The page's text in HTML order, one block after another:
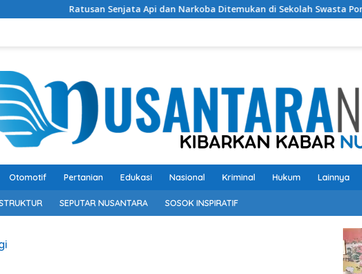
Ratusan Senjata Api dan Narkoba Ditemukan di Sekolah Swasta Pondok Pinang
Otomotif Pertanian Edukasi Nasional Kriminal Hukum Lainnya
SEPUTAR NUSANTARA SOSOK INSPIRATIF